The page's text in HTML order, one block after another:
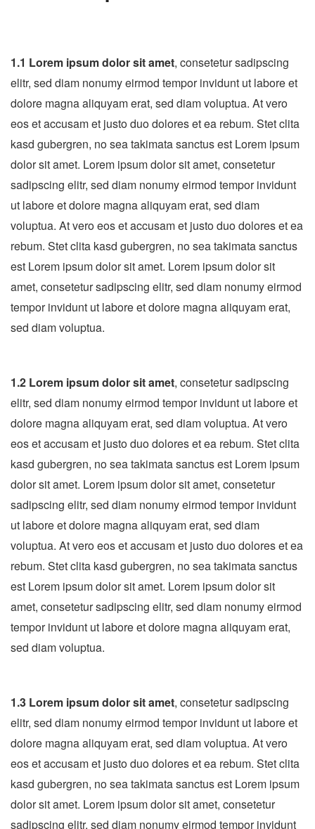
1.1 Lorem ipsum dolor sit amet, consetetur sadipscing
elitr, sed diam nonumy eirmod tempor invidunt ut labore et
dolore magna aliquyam erat, sed diam voluptua. At vero
eos et accusam et justo duo dolores et ea rebum. Stet clita
kasd gubergren, no sea takimata sanctus est Lorem ipsum
dolor sit amet. Lorem ipsum dolor sit amet, consetetur
sadipscing elitr, sed diam nonumy eirmod tempor invidunt
ut labore et dolore magna aliquyam erat, sed diam
voluptua. At vero eos et accusam et justo duo dolores et ea
rebum. Stet clita kasd gubergren, no sea takimata sanctus
est Lorem ipsum dolor sit amet. Lorem ipsum dolor sit
amet, consetetur sadipscing elitr, sed diam nonumy eirmod
tempor invidunt ut labore et dolore magna aliquyam erat,
sed diam voluptua.
1.2 Lorem ipsum dolor sit amet, consetetur sadipscing
elitr, sed diam nonumy eirmod tempor invidunt ut labore et
dolore magna aliquyam erat, sed diam voluptua. At vero
eos et accusam et justo duo dolores et ea rebum. Stet clita
kasd gubergren, no sea takimata sanctus est Lorem ipsum
dolor sit amet. Lorem ipsum dolor sit amet, consetetur
sadipscing elitr, sed diam nonumy eirmod tempor invidunt
ut labore et dolore magna aliquyam erat, sed diam
voluptua. At vero eos et accusam et justo duo dolores et ea
rebum. Stet clita kasd gubergren, no sea takimata sanctus
est Lorem ipsum dolor sit amet. Lorem ipsum dolor sit
amet, consetetur sadipscing elitr, sed diam nonumy eirmod
tempor invidunt ut labore et dolore magna aliquyam erat,
sed diam voluptua.
1.3 Lorem ipsum dolor sit amet, consetetur sadipscing
elitr, sed diam nonumy eirmod tempor invidunt ut labore et
dolore magna aliquyam erat, sed diam voluptua. At vero
eos et accusam et justo duo dolores et ea rebum. Stet clita
kasd gubergren, no sea takimata sanctus est Lorem ipsum
dolor sit amet. Lorem ipsum dolor sit amet, consetetur
sadipscing elitr, sed diam nonumy eirmod tempor invidunt